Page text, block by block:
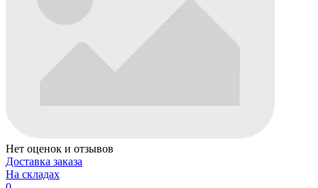
Нет оценок и отзывов
Доставка заказа
На складах